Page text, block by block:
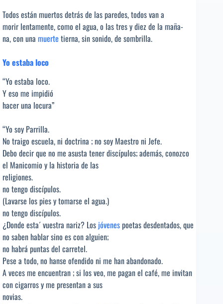
Todos están muertos detrás de las paredes, todos van a
morir lentamente, como el agua, o las tres y diez de la maña-
na, con una muerte tierna, sin sonido, de sombrilla.
Yo estaba loco
“Yo estaba loco.
Y eso me impidió
hacer una locura”
“Yo soy Parrilla.
No traigo escuela, ni doctrina ; no soy Maestro ni Jefe.
Debo decir que no me asusta tener discípulos; además, conozco
el Manicomio y la historia de las
religiones.
no tengo discípulos.
(Lavarse los pies y tomarse el agua.)
no tengo discípulos.
¿Donde esta´ vuestra nariz? Los jóvenespoetas desdentados, que
no saben hablar sino es con alguien;
no habrá puntas del carretel.
Pese a todo, no hanse ofendido ni me han abandonado.
A veces me encuentran ; si los veo, me pagan el café, me invitan
con cigarros y me presentan a sus
novias.